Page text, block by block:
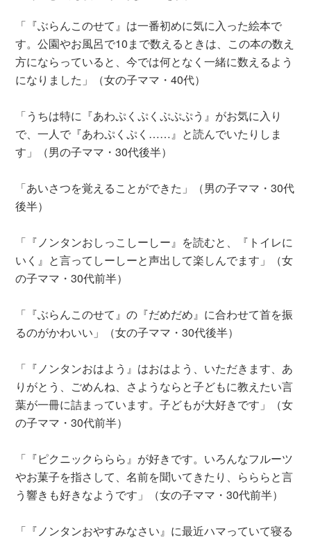
「『ぶらんこのせて』は一番初めに気に入った絵本で
す。公園やお風呂で10まで数えるときは、この本の数え
方にならっていると、今では何となく一緒に数えるよう
になりました」（女の子ママ・40代）
「うちは特に『あわぷくぷくぷぷぷう』がお気に入り
で、一人で『あわぷくぷく……』と読んでいたりしま
す」（男の子ママ・30代後半）
「あいさつを覚えることができた」（男の子ママ・30代
後半）
「『ノンタンおしっこしーしー』を読むと、『トイレに
いく』と言ってしーしーと声出して楽しんでます」（女
の子ママ・30代前半）
「『ぶらんこのせて』の『だめだめ』に合わせて首を振
るのがかわいい」（女の子ママ・30代後半）
「『ノンタンおはよう』はおはよう、いただきます、あ
りがとう、ごめんね、さようならと子どもに教えたい言
葉が一冊に詰まっています。子どもが大好きです」（女
の子ママ・30代前半）
「『ピクニックららら』が好きです。いろんなフルーツ
やお菓子を指さして、名前を聞いてきたり、らららと言
う響きも好きなようです」（女の子ママ・30代前半）
「『ノンタンおやすみなさい』に最近ハマっていて寝る